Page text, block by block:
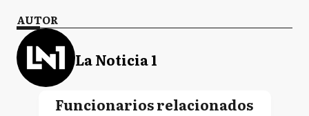
AUTOR
La Noticia 1
Funcionarios relacionados